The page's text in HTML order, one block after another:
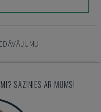
SAZINIES AR MUMS!